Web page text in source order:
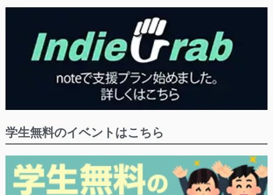
学生無料のイベントはこちら